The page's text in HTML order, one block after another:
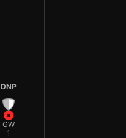
DNP
GW
1